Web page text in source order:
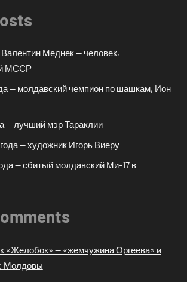
Валентин Меднек — человек,
МССР
— молдавский чемпион по шашкам, Ион
— лучший мэр Тараклии
— художник Игорь Виеру
— сбитый молдавский Ми-17 в
«Желобок» — «жемчужина Оргеева» и
Молдовы